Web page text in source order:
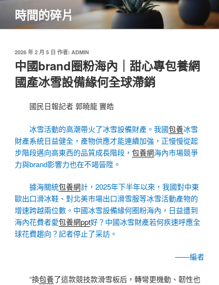
主
時間的碎片
發
於
2026 年 2 月 5 日 作者: ADMIN
中國brand圈粉海內｜甜心專包養網
國產冰雪設備緣何全球滯銷
國民日報記者 郭曉龍 竇皓
冰雪活動的高潮帶火了冰雪設備財產。我國包養冰雪
財產系統日益健全，產物供應才能連續加強，正慢慢從起
步階段邁向高東西的品質成長階段， 包養網海內市場競爭
力與brand影響力也在不竭晉陞。
據海關統包養網計，2025年下半年以來，我國對中東
歐出口滑冰鞋、對北美市場出口滑雪服等冰雪活動產物的
增速跨越兩位數。中國冰雪設備緣何圈粉海內，日益遭到
海內花費者愛包養網ppt好？中國冰雪財產若何疾速呼應全
球花費趨向？記者停止了采訪。
——編者
“換包養了這款競技款滑雪板后，轉彎更機動、韌性也